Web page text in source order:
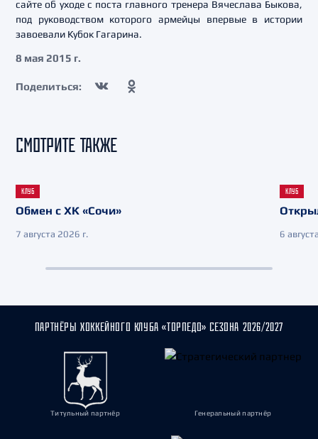
сайте об уходе с поста главного тренера Вячеслава Быкова,
под руководством которого армейцы впервые в истории
завоевали Кубок Гагарина.
8 мая 2015 г.
Поделиться:
СМОТРИТЕ ТАКЖЕ
КЛУБ
Обмен с ХК «Сочи»
7 августа 2026 г.
КЛУБ
6
ПАРТНЁРЫ ХОККЕЙНОГО КЛУБА «ТОРПЕДО» СЕЗОНА 2026/2027
Титульный партнёр Генеральный партнёр